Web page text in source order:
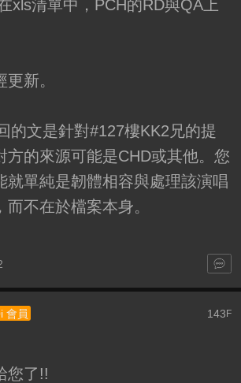
xls清單中，PCH的RD與QA上
新。
的文是針對#127樓KK2兄的提
方的來源可能是CHD或其他。您
就單純是韌體相容與處理該演唱
不在於檔案本身。
143 F
會員
您了!!